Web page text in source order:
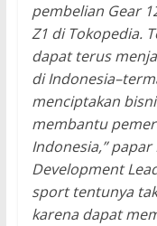
pembelian Gear
Z1 di Tokopedia.
dapat terus
di
menciptakan
membantu
Indonesia,”
Development
sport tentunya
karena dapat